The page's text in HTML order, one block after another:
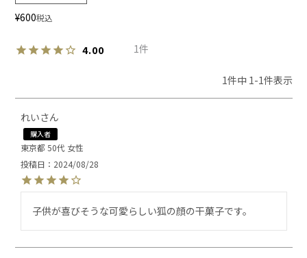
¥600税込
4.00 1
1件中 1 -1件表示
れい
購入者
東京都 50代 女性
投稿日
2024/08/28
子供が喜びそうな可愛らしい狐の顔の干菓子です。